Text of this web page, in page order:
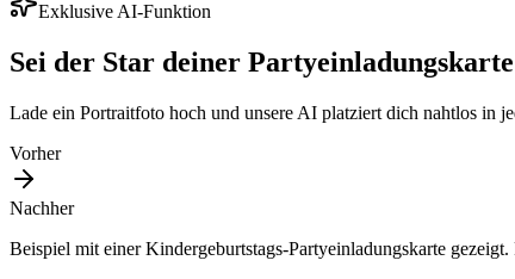
Exklusive AI-Funktion
Sei der Star deiner Partyeinladungskarte
Lade ein Portraitfoto hoch und unsere AI platziert dich nahtlos in
Vorher
Nachher
Beispiel mit einer Kindergeburtstags-Partyeinladungskarte